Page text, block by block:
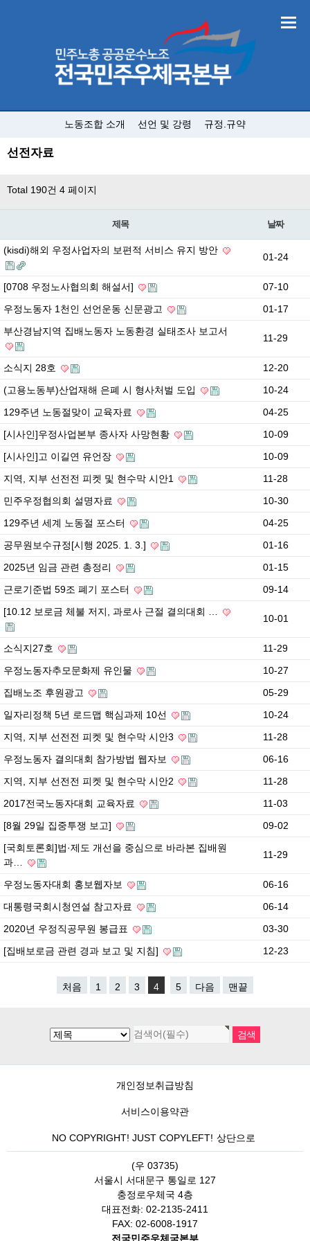
노동조합 소개 선언 및 강령 규정.규약
선전자료
Total 190건 4 페이지
제목 날짜
(kisdi)해외 우정사업자의 보편적 서비스 유지 방안
01-24
[0708 우정노사협의회 해설서]
07-10
우정노동자 1천인 선언운동 신문광고
01-17
부산경남지역 집배노동자 노동환경 실태조사 보고서
11-29
소식지 28호
12-20
(고용노동부)산업재해 은폐 시 형사처벌 도입
10-24
129주년 노동절맞이 교육자료
04-25
[시사인]우정사업본부 종사자 사망현황
10-09
[시사인]고 이길연 유언장
10-09
지역, 지부 선전전 피켓 및 현수막 시안1
11-28
민주우정협의회 설명자료
10-30
129주년 세계 노동절 포스터
04-25
공무원보수규정[시행 2025. 1. 3.]
01-16
2025년 임금 관련 총정리
01-15
근로기준법 59조 폐기 포스터
09-14
[10.12 보로금 체불 저지, 과로사 근절 결의대회 …
10-01
소식지27호
11-29
우정노동자추모문화제 유인물
10-27
집배노조 후원광고
05-29
일자리정책 5년 로드맵 핵심과제 10선
10-24
지역, 지부 선전전 피켓 및 현수막 시안3
11-28
우정노동자 결의대회 참가방법 웹자보
06-16
지역, 지부 선전전 피켓 및 현수막 시안2
11-28
2017전국노동자대회 교육자료
11-03
[8월 29일 집중투쟁 보고]
09-02
[국회토론회]법·제도 개선을 중심으로 바라본 집배원
과…
11-29
우정노동자대회 홍보웹자보
06-16
대통령국회시청연설 참고자료
06-14
2020년 우정직공무원 봉급표
03-30
[집배보로금 관련 경과 보고 및 지침]
12-23
처음 1 2 3 4 5 다음 맨끝
개인정보취급방침
서비스이용약관
NO COPYRIGHT! JUST COPYLEFT! 상단으로
(우 03735)
서울시 서대문구 통일로 127
충정로우체국 4층
대표전화: 02-2135-2411
FAX: 02-6008-1917
전국민주우체국본부